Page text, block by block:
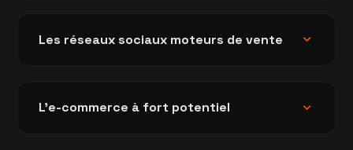
Les réseaux sociaux moteurs de vente expand_more
L'e-commerce à fort potentiel expand_more